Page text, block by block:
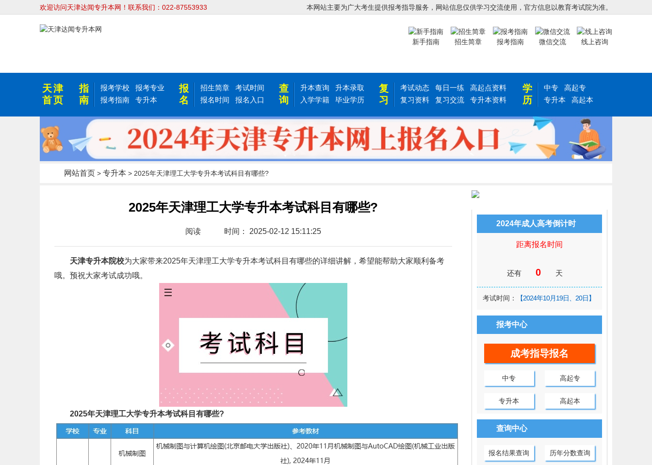
欢迎访问天津达闻专升本网！联系我们：022-87553933 本网站主要为广大考生提供报考指导服务，网站信息仅供学习交流使用，官方信息以教育考试院为准。
新手指南 招生简章 报考指南 微信交流 线上咨询
天津
首页
指
南
报考学校
报考专业
报考指南
专升本
报
名
招生简章
考试时间
报名时间
报名入口
查
询
升本查询
升本录取
入学学籍
毕业学历
复
习
考试动态 每日一练
高起点资料
复习资料
复习交流 专升本资料
学
历
中专
高起专
专升本
高起本
网站首页 > 专升本 > 2025年天津理工大学专升本考试科目有哪些?
2025年天津理工大学专升本考试科目有哪些?
阅读 时间： 2025-02-12 15:11:25
天津专升本院校为大家带来2025年天津理工大学专升本考试科目有哪些的详细讲解，希望能帮助大家顺利备考
哦。预祝大家考试成功哦。
2025年天津理工大学专升本考试科目有哪些?
2024年成人高考倒计时
距离报名时间
还有 0 天
考试时间： 【2024年10月19日、20日】
报考中心
成考指导报名
中专 高起专
专升本 高起本
查询中心
报名结果查询 历年分数查询